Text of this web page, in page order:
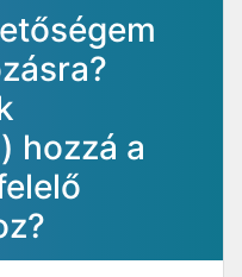
hozzá a